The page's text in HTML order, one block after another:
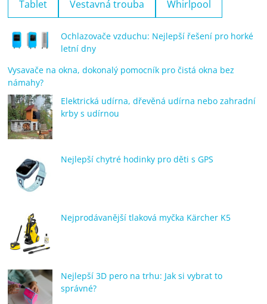
Tablet Vestavná trouba Whirlpool
Ochlazovače vzduchu: Nejlepší řešení pro horké
letní dny
Vysavače na okna, dokonalý pomocník pro čistá okna bez
námahy?
Elektrická udírna, dřevěná udírna nebo zahradní
krby s udírnou
Nejlepší chytré hodinky pro děti s GPS
Nejprodávanější tlaková myčka Kärcher K5
Nejlepší 3D pero na trhu: Jak si vybrat to
správné?